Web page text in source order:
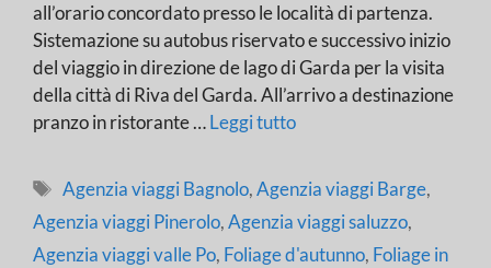
all’orario concordato presso le località di partenza.
Sistemazione su autobus riservato e successivo inizio
del viaggio in direzione de lago di Garda per la visita
della città di Riva del Garda. All’arrivo a destinazione
pranzo in ristorante …Leggi tutto
Tag
Agenzia viaggi Bagnolo,Agenzia viaggi Barge,
Agenzia viaggi Pinerolo,Agenzia viaggi saluzzo,
Agenzia viaggi valle Po, Foliage d'autunno, Foliage in